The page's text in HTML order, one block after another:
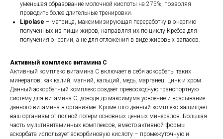
уменьшая образование молочной кислоты на 275%, позволяя
проводить более длительные тренировки.
Lipolase – матрица, максимизирующая переработку в энергию
полученных из пищи жиров, направляя их по циклу Кребса для
получения энергии, а не для отложения в виде жировых запасов.
Активный комплекс витамина C
Активный комплекс витамина C включает в себя аскорбаты таких
минералов, как калий, магний, кальций, медь, марганец, цинк и хром.
Данный аскорбатный комплекс создаёт превосходную транспортную
систему для витамина C, доводя до максимума усвоение и всасывание
данного витамина в организме. Кроме того данный комплекс защищает
ваш организм от полной потери основных ценных минералов. Большая
часть мультивитаминных комплексов, вместо активной формы
аскорбата использует аскорбиновую кислоту – промежуточную и